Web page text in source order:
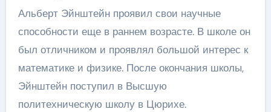
Альберт Эйнштейн проявил свои научные
способности еще в раннем возрасте. В школе он
был отличником и проявлял большой интерес к
математике и физике. После окончания школы,
Эйнштейн поступил в Высшую
политехническую школу в Цюрихе.